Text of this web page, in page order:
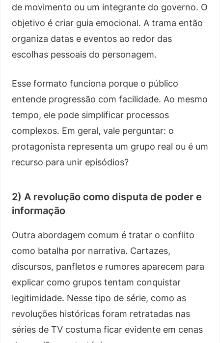
de movimento ou um integrante do governo. O
objetivo é criar guia emocional. A trama então
organiza datas e eventos ao redor das
escolhas pessoais do personagem.
Esse formato funciona porque o público
entende progressão com facilidade. Ao mesmo
tempo, ele pode simplificar processos
complexos. Em geral, vale perguntar: o
protagonista representa um grupo real ou é um
recurso para unir episódios?
2) A revolução como disputa de poder e
informação
Outra abordagem comum é tratar o conflito
como batalha por narrativa. Cartazes,
discursos, panfletos e rumores aparecem para
explicar como grupos tentam conquistar
legitimidade. Nesse tipo de série, como as
revoluções históricas foram retratadas nas
séries de TV costuma ficar evidente em cenas